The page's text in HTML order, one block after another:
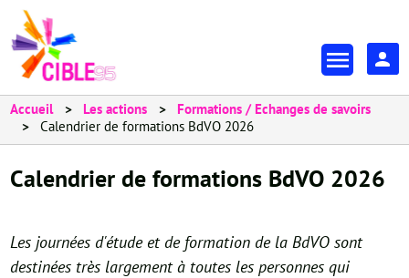
En-
tête
-
Accueil Les actions
Formations / Echanges de savoirs
Calendrier de formations BdVO 2026
Calendrier de formations BdVO 2026
Les journées d'étude et de formation de la BdVO sont
destinées très largement à toutes les personnes qui